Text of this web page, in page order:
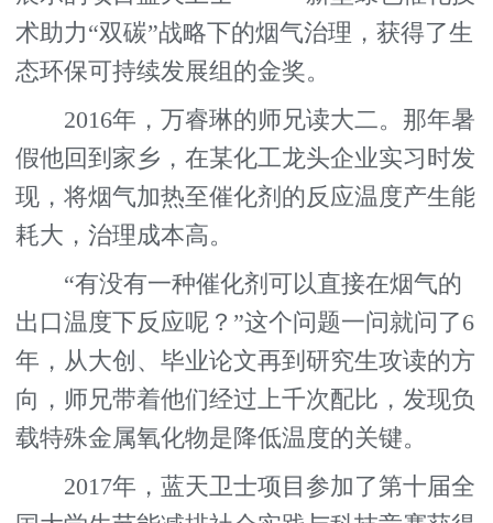
术助力“双碳”战略下的烟气治理，获得了生
态环保可持续发展组的金奖。
2016年，万睿琳的师兄读大二。那年暑
假他回到家乡，在某化工龙头企业实习时发
现，将烟气加热至催化剂的反应温度产生能
耗大，治理成本高。
“有没有一种催化剂可以直接在烟气的
出口温度下反应呢？”这个问题一问就问了6
年，从大创、毕业论文再到研究生攻读的方
向，师兄带着他们经过上千次配比，发现负
载特殊金属氧化物是降低温度的关键。
2017年，蓝天卫士项目参加了第十届全